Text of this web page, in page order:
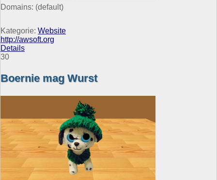
Domains: (default)
Kategorie: Website
http://awsoft.org
Details
30
Boernie mag Wurst